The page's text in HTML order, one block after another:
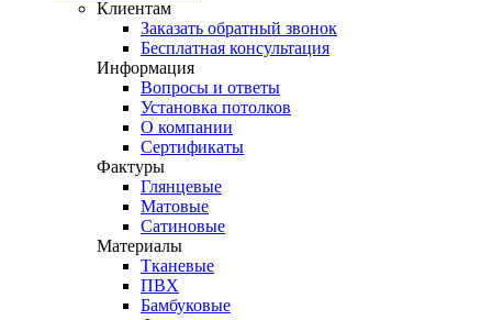
Клиентам
Заказать обратный звонок
Бесплатная консультация
Информация
Вопросы и ответы
Установка потолков
О компании
Сертификаты
Фактуры
Глянцевые
Матовые
Сатиновые
Материалы
Тканевые
ПВХ
Бамбуковые